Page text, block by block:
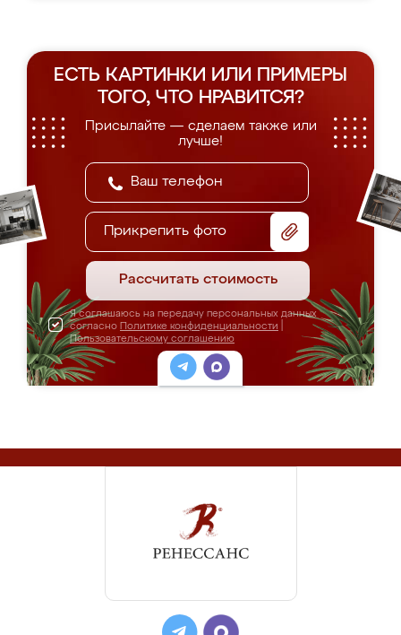
ЕСТЬ КАРТИНКИ ИЛИ ПРИМЕРЫ
ТОГО, ЧТО НРАВИТСЯ?
Присылайте — сделаем также или
лучше!
Прикрепить фото
Рассчитать стоимость
Я соглашаюсь на передачу персональных данных
согласно Политике конфиденциальности
Пользовательскому соглашению